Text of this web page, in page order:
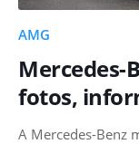
AMG
Mercedes-
fotos,
A Mercedes-Benz